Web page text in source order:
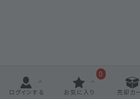
ログインする お気に入り
0
売却カ